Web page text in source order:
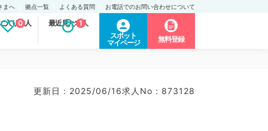
まへ 拠点一覧 よくある質問 お電話でのお問い合わせについて
入り求人
0 最近見た求人
1
スポット
マイページ
無料登録
更新日 : 2025/06/16求人No : 873128